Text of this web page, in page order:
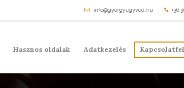
info@gyorgyugyved.hu +36
Hasznos oldalak Adatkezelés